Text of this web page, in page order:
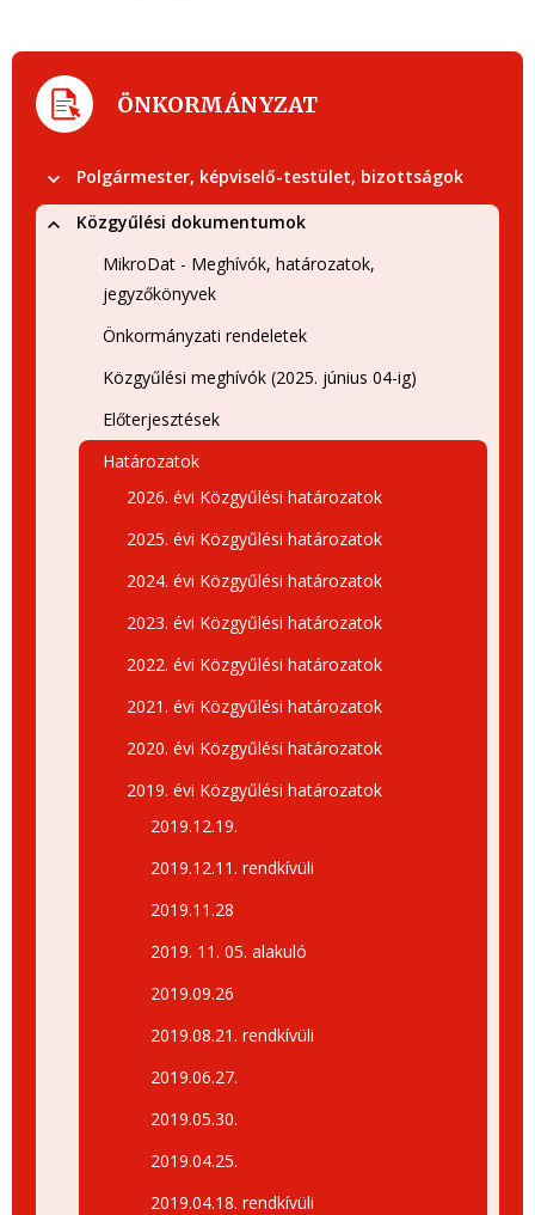
ÖNKORMÁNYZAT
Polgármester, képviselő-testület, bizottságok
Közgyűlési dokumentumok
MikroDat - Meghívók, határozatok,
jegyzőkönyvek
Önkormányzati rendeletek
Közgyűlési meghívók (2025. június 04-ig)
Előterjesztések
Határozatok
2026. évi Közgyűlési határozatok
2025. évi Közgyűlési határozatok
2024. évi Közgyűlési határozatok
2023. évi Közgyűlési határozatok
2022. évi Közgyűlési határozatok
2021. évi Közgyűlési határozatok
2020. évi Közgyűlési határozatok
2019. évi Közgyűlési határozatok
2019.12.19.
2019.12.11. rendkívüli
2019.11.28
2019. 11. 05. alakuló
2019.09.26
2019.08.21. rendkívüli
2019.06.27.
2019.05.30.
2019.04.25.
2019.04.18. rendkívüli